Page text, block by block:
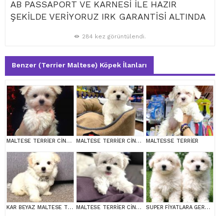
AB PASSAPORT VE KARNESİ İLE HAZIR
ŞEKİLDE VERİYORUZ IRK GARANTİSİ ALTINDA
284 kez görüntülendi.
Benzer (Terrier Maltese) Köpek İlanları
MALTESE TERRİER CİNSİ YAVRULAR MALTESE TERRİER CİNSİ YAVRULAR MALTESSE TERRİER
KAR BEYAZ MALTESE TERRİER CİNSLERİ MALTESE TERRİER CİNSİ YAVRULAR SUPER FİYATLARA GERÇEK MALTESE YAVRULAR